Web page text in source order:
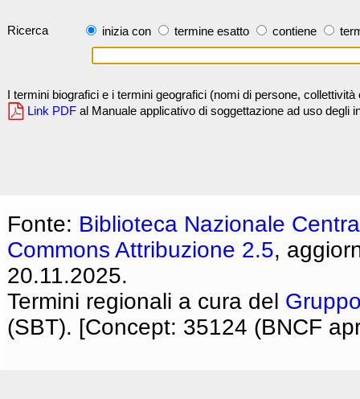
Ricerca inizia con termine esatto contiene
I termini biografici e i termini geografici (nomi di persone,
Link PDF al Manuale applicativo di soggettazione ad uso degli
Fonte: Biblioteca Nazionale
Commons Attribuzione 2.5,
20.11.2025.
Termini regionali a cura del
(SBT). [Concept: 35124 (BNCF